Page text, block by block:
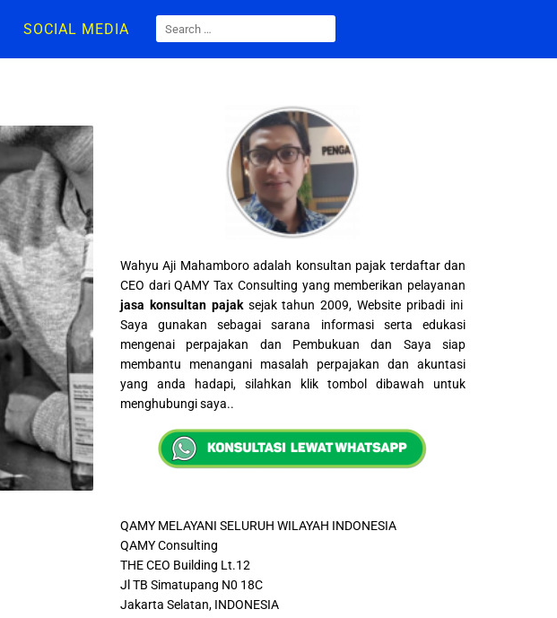
SOCIAL MEDIA
Wahyu Aji Mahamboro adalah konsultan pajak terdaftar dan
CEO dari QAMY Tax Consulting yang memberikan pelayanan
jasa konsultan pajaksejak tahun 2009, Website pribadi ini
Saya gunakan sebagai sarana informasi serta edukasi
mengenai perpajakan dan Pembukuan dan Saya siap
membantu menangani masalah perpajakan dan akuntasi
yang anda hadapi, silahkan klik tombol dibawah untuk
menghubungi saya..
QAMY MELAYANI SELURUH WILAYAH INDONESIA
QAMY Consulting
THE CEO Building Lt.12
Jl TB Simatupang N0 18C
Jakarta Selatan, INDONESIA